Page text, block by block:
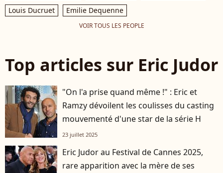
Louis Ducruet
Emilie Dequenne
VOIR TOUS LES PEOPLE
Top articles sur Eric Judor
"On l'a prise quand même !" : Eric et
Ramzy dévoilent les coulisses du casting
mouvementé d'une star de la série H
23 juillet 2025
Eric Judor au Festival de Cannes 2025,
rare apparition avec la mère de ses